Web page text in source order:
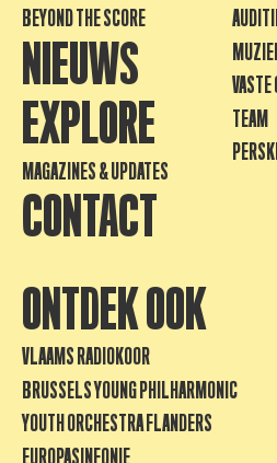
BEYOND THE SCORE
NIEUWS
EXPLORE
MAGAZINES & UPDATES
CONTACT
TEAM
ONTDEK OOK
VLAAMS RADIOKOOR
BRUSSELS YOUNG PHILHARMONIC
YOUTH ORCHESTRA FLANDERS
EUROPASINFONIE